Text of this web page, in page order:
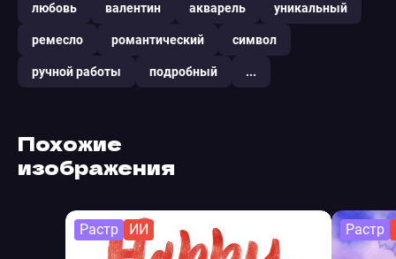
любовь валентин акварель уникальный
ремесло романтический символ
ручной работы подробный ...
Похожие
изображения
Растр ИИ Растр